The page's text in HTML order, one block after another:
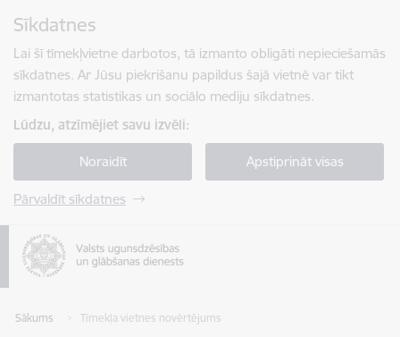
Sīkdatnes
Lai šī tīmekļvietne darbotos, tā izmanto obligāti nepieciešamās
sīkdatnes. Ar Jūsu piekrišanu papildus šajā vietnē var tikt
izmantotas statistikas un sociālo mediju sīkdatnes.
Lūdzu, atzīmējiet savu izvēli:
Noraidīt Apstiprināt visas
Pārvaldīt sīkdatnes
Sākums Tīmekļa vietnes novērtējums